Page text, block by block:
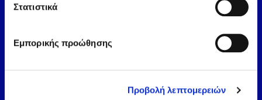
Στατιστικά
Εμπορικής προώθησης
Προβολή λεπτομερειών
Доказано съвършенство
Техническа Поддръжка
Климатизация за дома